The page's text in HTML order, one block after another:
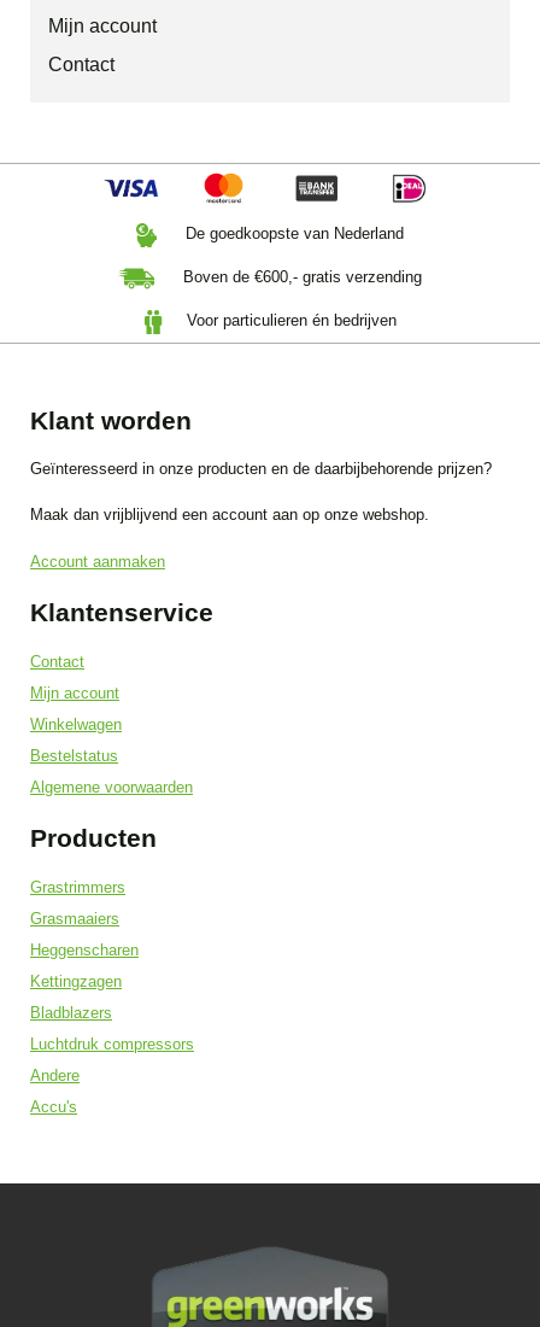
Mijn account
Contact
De goedkoopste van Nederland
Boven de €600,- gratis verzending
Voor particulieren én bedrijven
Klant worden
Geïnteresseerd in onze producten en de daarbijbehorende prijzen?
Maak dan vrijblijvend een account aan op onze webshop.
Account aanmaken
Klantenservice
Contact
Mijn account
Winkelwagen
Bestelstatus
Algemene voorwaarden
Producten
Grastrimmers
Grasmaaiers
Heggenscharen
Kettingzagen
Bladblazers
Luchtdruk compressors
Andere
Accu's